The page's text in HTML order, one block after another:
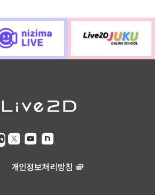
개인정보처리방침